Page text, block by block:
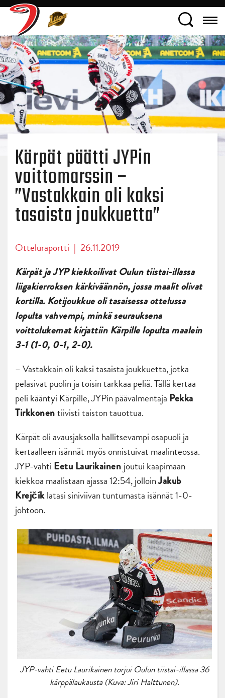
Kärpät päätti JYPin
voittomarssin –
”Vastakkain oli kaksi
tasaista joukkuetta”
Otteluraportti | 26.11.2019
Kärpät ja JYP kiekkoilivat Oulun tiistai-illassa
liigakierroksen kärkiväännön, jossa maalit olivat
kortilla. Kotijoukkue oli tasaisessa ottelussa
lopulta vahvempi, minkä seurauksena
voittolukemat kirjattiin Kärpille lopulta maalein
3-1 (1-0, 0-1, 2-0).
– Vastakkain oli kaksi tasaista joukkuetta, jotka
pelasivat puolin ja toisin tarkkaa peliä. Tällä kertaa
peli kääntyi Kärpille, JYPin päävalmentaja Pekka
Tirkkonentiivisti taiston tauottua.
Kärpät oli avausjaksolla hallitsevampi osapuoli ja
kertaalleen isännät myös onnistuivat maalinteossa.
JYP-vahti Eetu Laurikainen joutui kaapimaan
kiekkoa maalistaan ajassa 12:54, jolloinJakub
Krejčíklatasi siniviivan tuntumasta isännät 1-0-
johtoon.
JYP-vahti Eetu Laurikainen torjui Oulun tiistai-illassa 36
kärppälaukausta (Kuva: Jiri Halttunen).